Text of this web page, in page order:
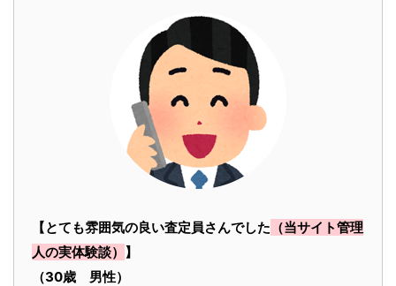
【とても雰囲気の良い査定員さんでした （当サイト管理
人の実体験談） 】
（30歳 男性）